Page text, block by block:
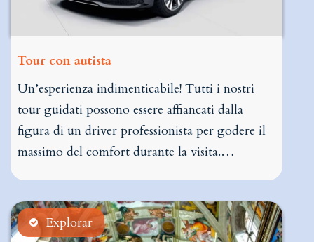
Tour con autista
Un’esperienza indimenticabile! Tutti i nostri
tour guidati possono essere affiancati dalla
figura di un driver professionista per godere il
massimo del comfort durante la visita.…
Explorar